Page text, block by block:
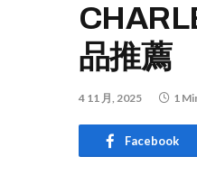
品推薦
4 11 月, 2025 1
Facebook